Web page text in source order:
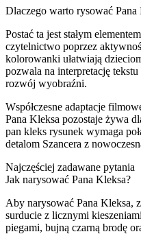
Dlaczego warto rysować
Postać ta jest stałym
czytelnictwo poprzez
kolorowanki ułatwiają
pozwala na interpretację
rozwój wyobraźni.
Współczesne adaptacje
Pana Kleksa pozostaje żywa
pan kleks rysunek wymaga
detalom Szancera z
Najczęściej zadawane pytania
Jak narysować Pana Kleksa?
Aby narysować Pana Kleksa,
surducie z licznymi
piegami, bujną czarną brodę